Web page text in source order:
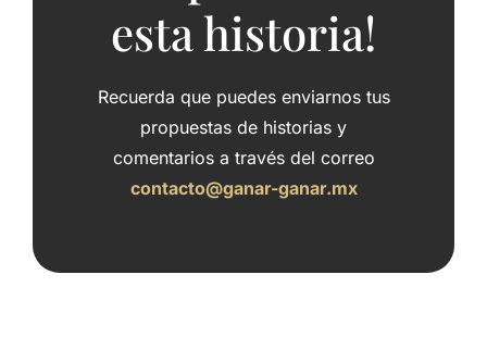
esta historia!
Recuerda que puedes enviarnos tus
propuestas de historias y
comentarios a través del correo
contacto@ganar-ganar.mx